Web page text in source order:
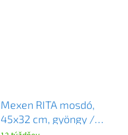
Mexen RITA mosdó,
45x32 cm, gyöngy /